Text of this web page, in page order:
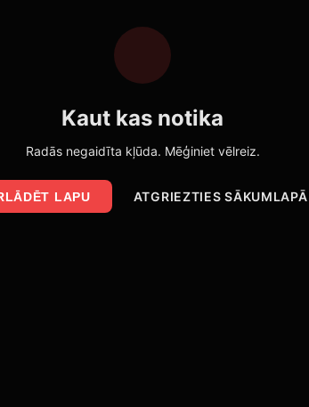
Kaut kas notika
Radās negaidīta kļūda. Mēģiniet vēlreiz.
LAPU ATGRIEZTIES SĀKUMLAPĀ